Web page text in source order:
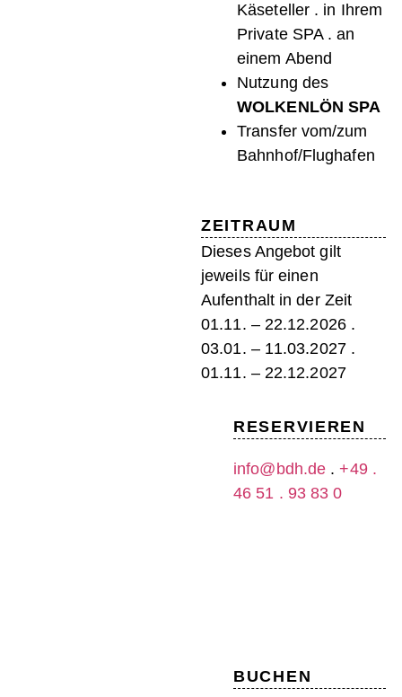
Käseteller . in Ihrem
Private SPA . an
einem Abend
Nutzung des
WOLKENLÖN SPA
Transfer vom/zum
Bahnhof/Flughafen
ZEITRAUM
Dieses Angebot gilt
jeweils für einen
Aufenthalt in der Zeit
01.11. – 22.12.2026 .
03.01. – 11.03.2027 .
01.11. – 22.12.2027
RESERVIEREN
info@bdh.de .+49 .
46 51 . 93 83 0
BUCHEN